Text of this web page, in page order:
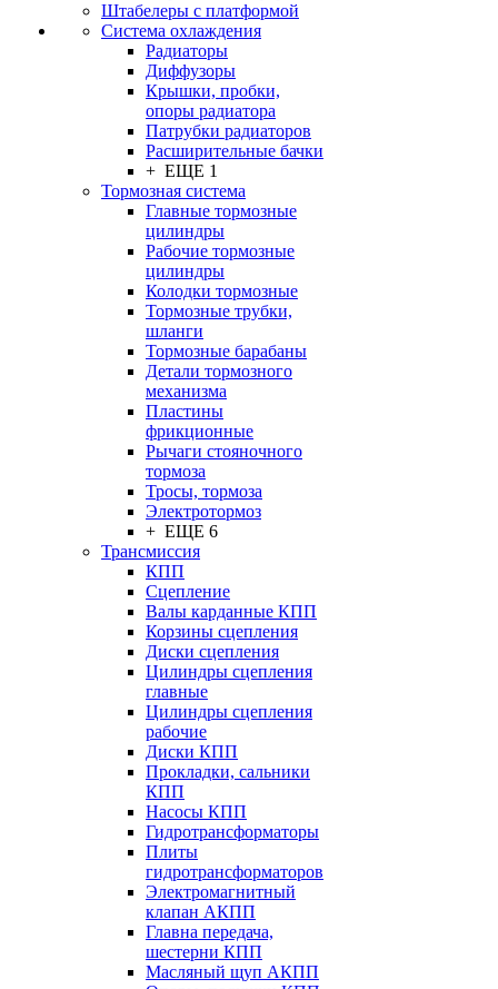
Штабелеры с платформой
Система охлаждения
Радиаторы
Диффузоры
Крышки, пробки,
опоры радиатора
Патрубки радиаторов
Расширительные бачки
+ ЕЩЕ 1
Тормозная система
Главные тормозные
цилиндры
Рабочие тормозные
цилиндры
Колодки тормозные
Тормозные трубки,
шланги
Тормозные барабаны
Детали тормозного
механизма
Пластины
фрикционные
Рычаги стояночного
тормоза
Тросы, тормоза
Электротормоз
+ ЕЩЕ 6
Трансмиссия
КПП
Сцепление
Валы карданные КПП
Корзины сцепления
Диски сцепления
Цилиндры сцепления
главные
Цилиндры сцепления
рабочие
Диски КПП
Прокладки, сальники
КПП
Насосы КПП
Гидротрансформаторы
Плиты
гидротрансформаторов
Электромагнитный
клапан АКПП
Главна передача,
шестерни КПП
Масляный щуп АКПП